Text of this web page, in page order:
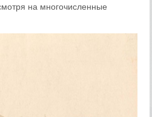
на многочисленные